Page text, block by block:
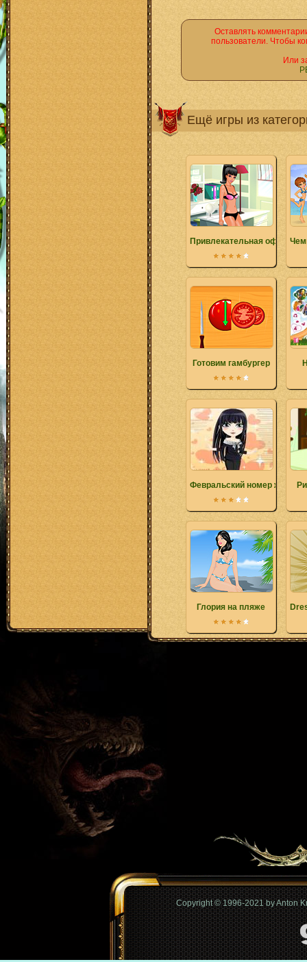
Оставлять
пользователи. Чтобы
Или
Ещё игры из
Привлекательная офисная
Готовим гамбургер
Февральский номер
Глория на пляже
Copyright © 1996-2021 by Anton